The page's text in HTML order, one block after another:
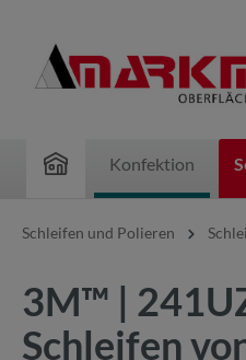
Konfektion
Schleifen und Polieren
3M™ |
Schleifen